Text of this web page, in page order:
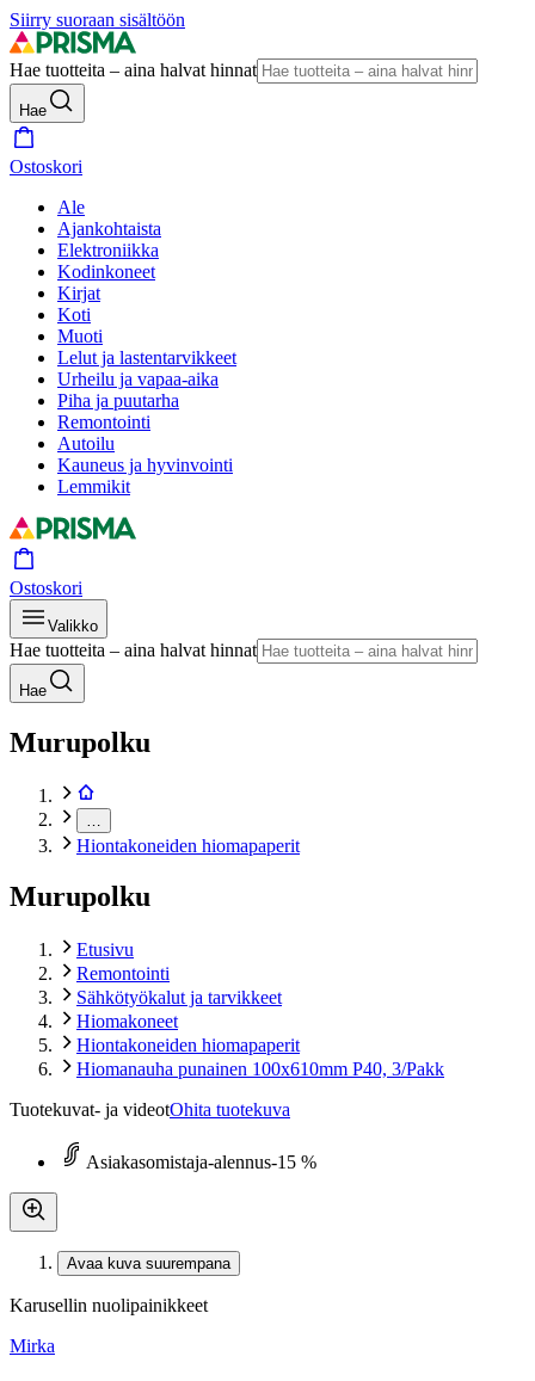
Siirry suoraan sisältöön
Hae tuotteita – aina halvat hinnat
Hae
Ostoskori
Ale
Ajankohtaista
Elektroniikka
Kodinkoneet
Kirjat
Koti
Muoti
Lelut ja lastentarvikkeet
Urheilu ja vapaa-aika
Piha ja puutarha
Remontointi
Autoilu
Kauneus ja hyvinvointi
Lemmikit
Ostoskori
Valikko
Hae tuotteita – aina halvat hinnat
Hae
Murupolku
Hiontakoneiden hiomapaperit
Murupolku
Etusivu
Remontointi
Sähkötyökalut ja tarvikkeet
Hiomakoneet
Hiontakoneiden hiomapaperit
Hiomanauha punainen 100x610mm P40, 3/Pakk
Tuotekuvat- ja videotOhita tuotekuva
Asiakasomistaja-alennus-15 %
Avaa kuva suurempana
Karusellin nuolipainikkeet
Mirka